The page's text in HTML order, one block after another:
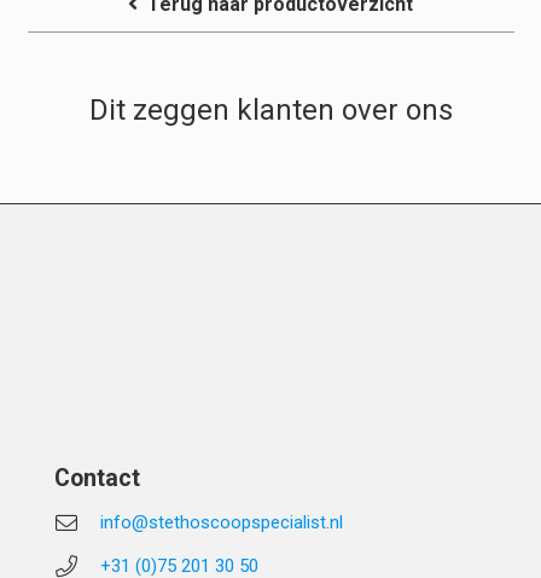
Terug naar productoverzicht
Dit zeggen klanten over ons
Contact
info@stethoscoopspecialist.nl
+31 (0)75 201 30 50